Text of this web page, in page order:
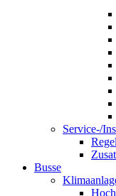
Service-/
Busse